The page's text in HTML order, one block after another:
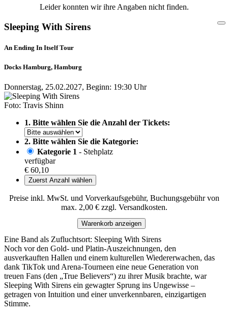
Leider konnten wir ihre Angaben nicht finden.
Sleeping With Sirens
An Ending In Itself Tour
Docks Hamburg, Hamburg
Donnerstag, 25.02.2027, Beginn: 19:30 Uhr
Foto: Travis Shinn
1. Bitte wählen Sie die Anzahl der Tickets:
2. Bitte wählen Sie die Kategorie:
Kategorie 1 - Stehplatz
verfügbar
€ 60,10
Zuerst Anzahl wählen
Preise inkl. MwSt. und Vorverkaufsgebühr, Buchungsgebühr von
max. 2,00 € zzgl. Versandkosten.
Warenkorb anzeigen
Eine Band als Zufluchtsort: Sleeping With Sirens
Noch vor den Gold- und Platin-Auszeichnungen, den
ausverkauften Hallen und einem kulturellen Wiedererwachen, das
dank TikTok und Arena-Tourneen eine neue Generation von
treuen Fans (den „True Believers“) zu ihrer Musik brachte, war
Sleeping With Sirens ein gewagter Sprung ins Ungewisse –
getragen von Intuition und einer unverkennbaren, einzigartigen
Stimme.